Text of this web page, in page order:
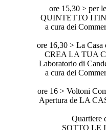
ore 15,30 > per
QUINTETTO
a cura dei
ore 16,30 > La
CREA LA TUA
Laboratorio di
a cura dei
ore 16 > Voltoni
Apertura de LA
Quartiere
SOTTO LE